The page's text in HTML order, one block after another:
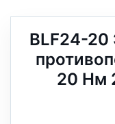
BLF24-20
20 Нм